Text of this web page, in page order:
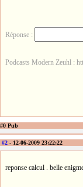
Réponse :
Podcasts Modern Zeuhl :
#0 Pub
#2 - 12-06-2009 23:22:22
reponse calcul . belle